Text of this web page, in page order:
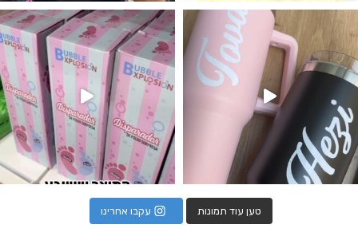
מטף לגילוי מין העובר חזר למלא
טען עוד תמונות עקבו אחרינו